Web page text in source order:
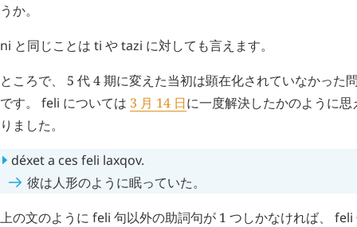
うか。
ni と同じことは ti やtazi に対しても言えます。
ところで、 5 代 4 期に変えた当初は顕在化されていなかった
です。 feli については 3 月 14 日に一度解決したかのように
りました。
déxeta ces feli laxqov.
彼は人形のように眠っていた。
上の文のように feli 句以外の助詞句が 1 つしかなければ、 feli